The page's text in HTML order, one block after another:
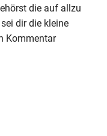
die auf allzu
dir die kleine
Kommentar